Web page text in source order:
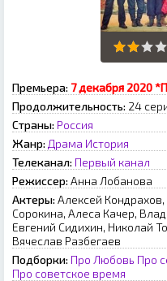
Премьера: 7 декабря 2020
Продолжительность: 24
Страны: Россия
Жанр: Драма История
Телеканал: Первый канал
Режиссер: Анна Лобанова
Актеры: Алексей
Сорокина, Алеса Качер,
Евгений Сидихин, Николай
Вячеслав Разбегаев
Подборки: Про Любовь Про
Про советское время